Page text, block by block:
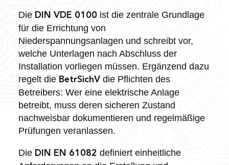
Die DIN VDE 0100ist die zentrale Grundlage
für die Errichtung von
Niederspannungsanlagen und schreibt vor,
welche Unterlagen nach Abschluss der
Installation vorliegen müssen. Ergänzend dazu
regelt die BetrSichVdie Pflichten des
Betreibers: Wer eine elektrische Anlage
betreibt, muss deren sicheren Zustand
nachweisbar dokumentieren und regelmäßige
Prüfungen veranlassen.
Die DIN EN 61082 definiert einheitliche